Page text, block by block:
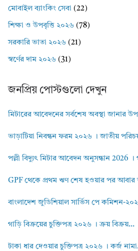
মোবাইল ব্যাংকিং সেবা (22)
শিক্ষা ও উপবৃত্তি ২০২৬ (78)
সরকারি ভাতা ২০২৬ (21)
স্বর্ণের দাম ২০২৬ (31)
জনপ্রিয় পোস্টগুলো দেখুন
মিটারের আবেদনের সর্বশেষ অবস্থা জানার
ভাড়াটিয়া নিবন্ধন ফরম ২০২৬ । জাতীয়
পল্লী বিদ্যুৎ মিটার আবেদন অনুসন্ধান 2026 ।
GPF থেকে প্রথম ঋণ শেষ হওয়ার পর আবার
বাংলাদেশ জুডিশিয়াল সার্ভিস পে কমিশন-
গাড়ি বিক্রয়ের চুক্তিপত্র ২০২৬ । ক্রয় বিক্রয়...
টাকা ধার দেওয়ার চুক্তিপত্র ২০২৬ । কর্জ